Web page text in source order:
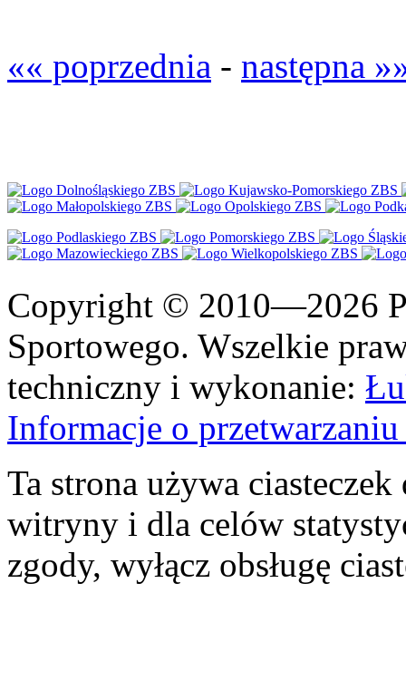
«« poprzednia - następna
Copyright © 2010—2026
Sportowego. Wszelkie
techniczny i wykonanie:
Informacje o
Ta strona używa
witryny i dla celów
zgody, wyłącz obsługę